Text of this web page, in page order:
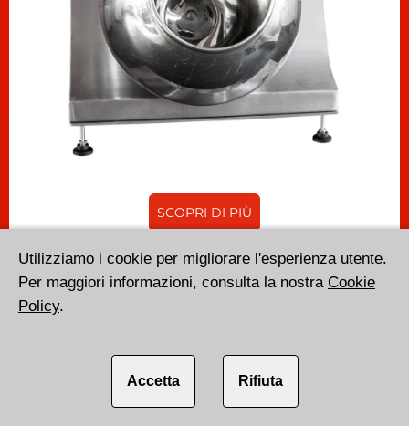
SCOPRI DI PIÙ
QUADRO
TEMPERATRICE STATICA
Utilizziamo i cookie per migliorare l'esperienza utente.
Per maggiori informazioni, consulta la nostra Cookie
Policy.
Accetta Rifiuta